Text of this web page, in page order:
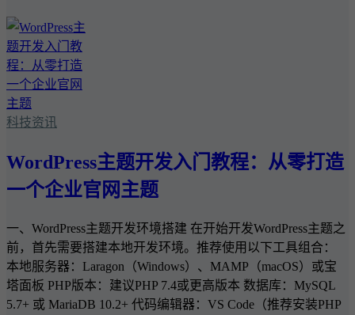
科技资讯
WordPress主题开发入门教程：从零打造
一个企业官网主题
一、WordPress主题开发环境搭建 在开始开发WordPress主题之
前，首先需要搭建本地开发环境。推荐使用以下工具组合：
本地服务器：Laragon（Windows）、MAMP（macOS）或宝
塔面板 PHP版本：建议PHP 7.4或更高版本 数据库：MySQL
5.7+ 或 MariaDB 10.2+ 代码编辑器：VS Code（推荐安装PHP